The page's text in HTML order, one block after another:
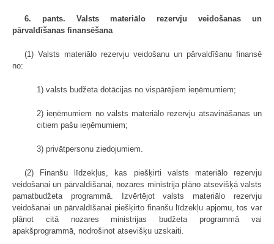
6. pants. Valsts materiālo rezervju veidošanas un
pārvaldīšanas finansēšana
(1) Valsts materiālo rezervju veidošanu un pārvaldīšanu finansē
no:
1) valsts budžeta dotācijas no vispārējiem ieņēmumiem;
2) ieņēmumiem no valsts materiālo rezervju atsavināšanas un
citiem pašu ieņēmumiem;
3) privātpersonu ziedojumiem.
(2) Finanšu līdzekļus, kas piešķirti valsts materiālo rezervju
veidošanai un pārvaldīšanai, nozares ministrija plāno atsevišķā valsts
pamatbudžeta programmā. Izvērtējot valsts materiālo rezervju
veidošanai un pārvaldīšanai piešķirto finanšu līdzekļu apjomu, tos var
plānot citā nozares ministrijas budžeta programmā vai
apakšprogrammā, nodrošinot atsevišķu uzskaiti.